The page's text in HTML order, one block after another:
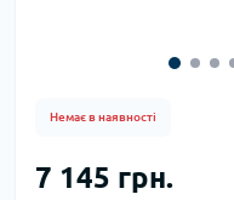
Немає в наявності
7 145 грн.